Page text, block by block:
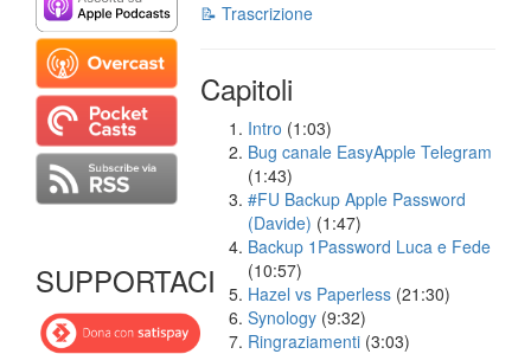
SUPPORTACI
📝 Trascrizione
Capitoli
Intro (1:03)
Bug canale EasyApple Telegram
(1:43)
#FU Backup Apple Password
(Davide) (1:47)
Backup 1Password Luca e Fede
(10:57)
Hazel vs Paperless (21:30)
Synology (9:32)
Ringraziamenti (3:03)